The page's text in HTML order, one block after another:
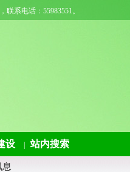
系电话：55983551。
设 站内搜索